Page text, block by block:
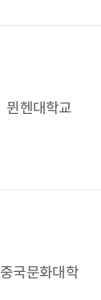
뮌헨대학교
중국문화대학